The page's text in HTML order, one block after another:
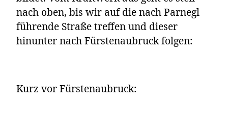
nach oben, bis wir auf die nach Parnegl
führende Straße treffen und dieser
hinunter nach Fürstenaubruck folgen:
Kurz vor Fürstenaubruck: